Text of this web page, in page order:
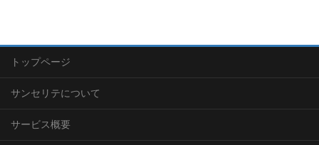
トップページ
サンセリテについて
サービス概要